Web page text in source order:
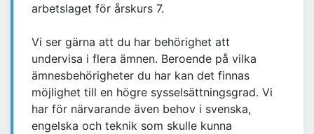
arbetslaget för årskurs 7.
Vi ser gärna att du har behörighet att
undervisa i flera ämnen. Beroende på vilka
ämnesbehörigheter du har kan det finnas
möjlighet till en högre sysselsättningsgrad. Vi
har för närvarande även behov i svenska,
engelska och teknik som skulle kunna